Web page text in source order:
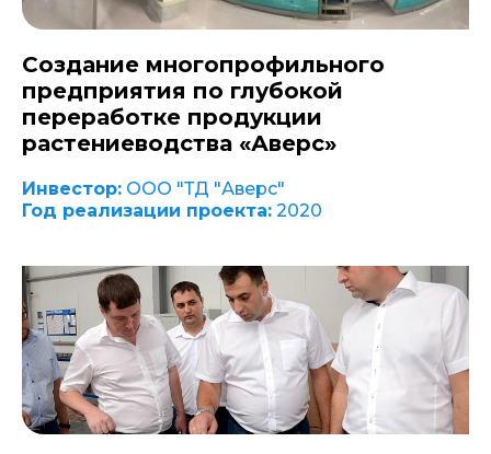
Создание многопрофильного
предприятия по глубокой
переработке продукции
растениеводства «Аверс»
Инвестор: ООО "ТД "Аверс"
Год реализации проекта: 2020